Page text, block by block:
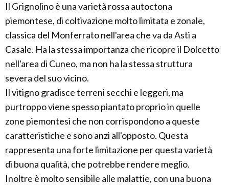
Il Grignolino è una varietà rossa autoctona
piemontese, di coltivazione molto limitata e zonale,
classica del Monferrato nell'area che va da Asti a
Casale. Ha la stessa importanza che ricopre il Dolcetto
nell'area di Cuneo, ma non ha la stessa struttura
severa del suo vicino.
Il vitigno gradisce terreni secchi e leggeri, ma
purtroppo viene spesso piantato proprio in quelle
zone piemontesi che non corrispondono a queste
caratteristiche e sono anzi all'opposto. Questa
rappresenta una forte limitazione per questa varietà
di buona qualità, che potrebbe rendere meglio.
Inoltre è molto sensibile alle malattie, con una buona